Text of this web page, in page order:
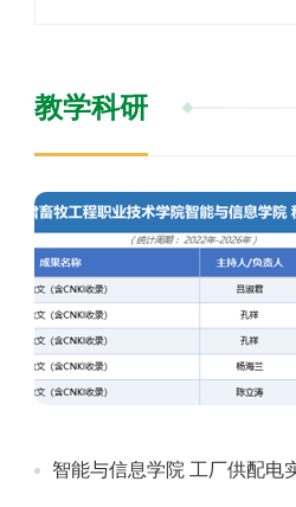
教学科研
智能与信息学院 工厂供配电